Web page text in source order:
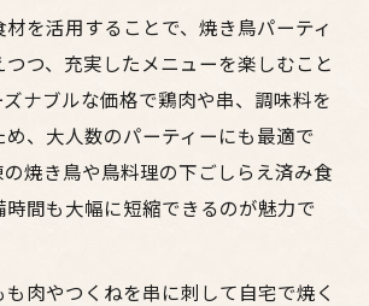
を活用することで、焼き鳥パーティ
つ、充実したメニューを楽しむこと
ナブルな価格で鶏肉や串、調味料を
、大人数のパーティーにも最適で
焼き鳥や鳥料理の下ごしらえ済み食
間も大幅に短縮できるのが魅力で
肉やつくねを串に刺して自宅で焼く